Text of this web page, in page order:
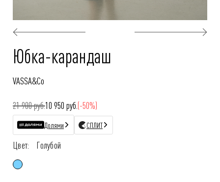
Юбка-карандаш
VASSA&Co
21 900 руб.10 950 руб.(-50%)
Долями СПЛИТ
Цвет: Голубой